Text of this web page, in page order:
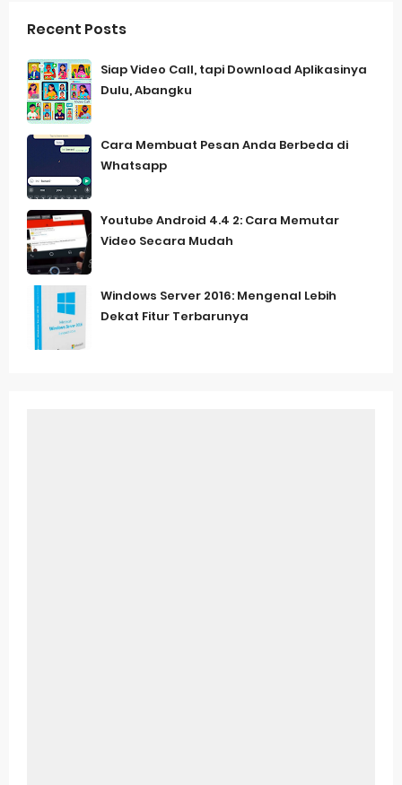
Recent Posts
Siap Video Call, tapi Download Aplikasinya
Dulu, Abangku
Cara Membuat Pesan Anda Berbeda di
Whatsapp
Youtube Android 4.4 2: Cara Memutar
Video Secara Mudah
Windows Server 2016: Mengenal Lebih
Dekat Fitur Terbarunya